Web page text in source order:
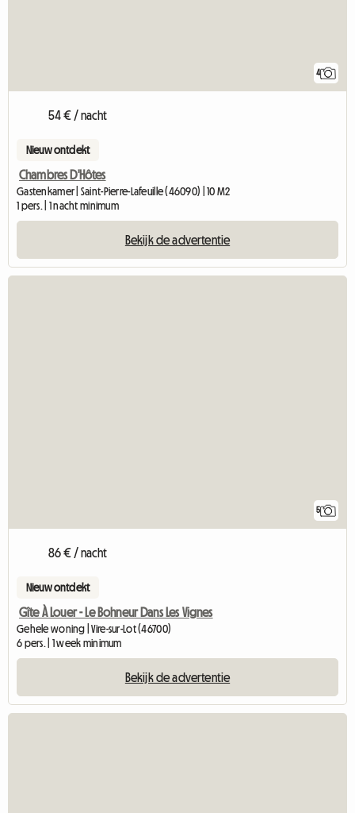
4
54 € / nacht
Nieuw ontdekt
Chambres D'Hôtes
Gastenkamer | Saint-Pierre-Lafeuille (46090) | 10 M2
1 pers. | 1 nacht minimum
Bekijk de advertentie
5
86 € / nacht
Nieuw ontdekt
Gîte À Louer - Le Bohneur Dans Les Vignes
Gehele woning | Vire-sur-Lot (46700)
6 pers. | 1 week minimum
Bekijk de advertentie